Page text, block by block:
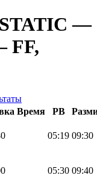
—
FF,
Время PB
05:19 09:30
05:30 09:40